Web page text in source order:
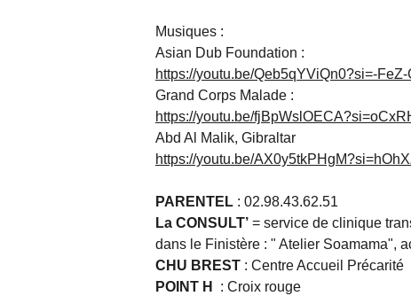
Musiques :
Asian Dub Foundation :
https://youtu.be/Qeb5qYViQn0?si=-
Grand Corps Malade :
https://youtu.be/
Abd Al Malik, Gibraltar
https://youtu.be/
PARENTEL : 02.98.43.62.51
La CONSULT’ = service de clinique
dans le Finistère : " Atelier Soamama",
CHU BREST : Centre Accueil Précarité
POINT H
: Croix rouge